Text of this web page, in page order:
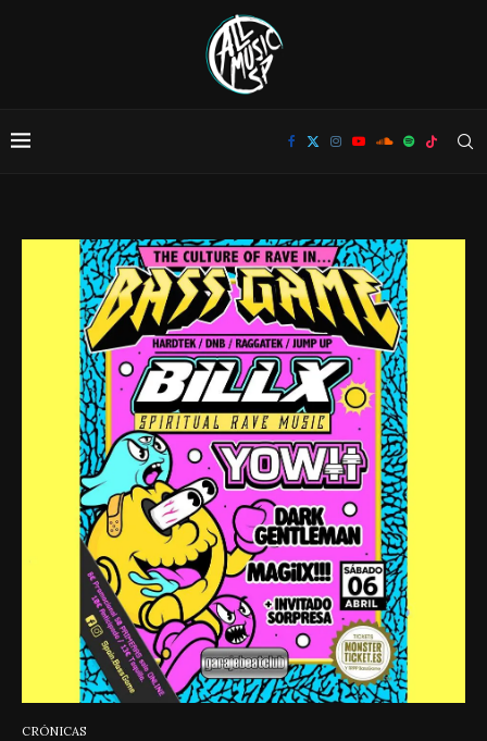
CRÓNICAS